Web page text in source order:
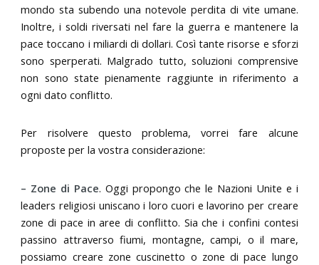
mondo sta subendo una notevole perdita di vite umane.
Inoltre, i soldi riversati nel fare la guerra e mantenere la
pace toccano i miliardi di dollari. Così tante risorse e sforzi
sono sperperati. Malgrado tutto, soluzioni comprensive
non sono state pienamente raggiunte in riferimento a
ogni dato conflitto.
Per risolvere questo problema, vorrei fare alcune
proposte per la vostra considerazione:
– Zone di Pace. Oggi propongo che le Nazioni Unite e i
leaders religiosi uniscano i loro cuori e lavorino per creare
zone di pace in aree di conflitto. Sia che i confini contesi
passino attraverso fiumi, montagne, campi, o il mare,
possiamo creare zone cuscinetto o zone di pace lungo